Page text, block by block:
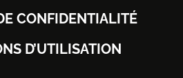
CONFIDENTIALITÉ
D’UTILISATION